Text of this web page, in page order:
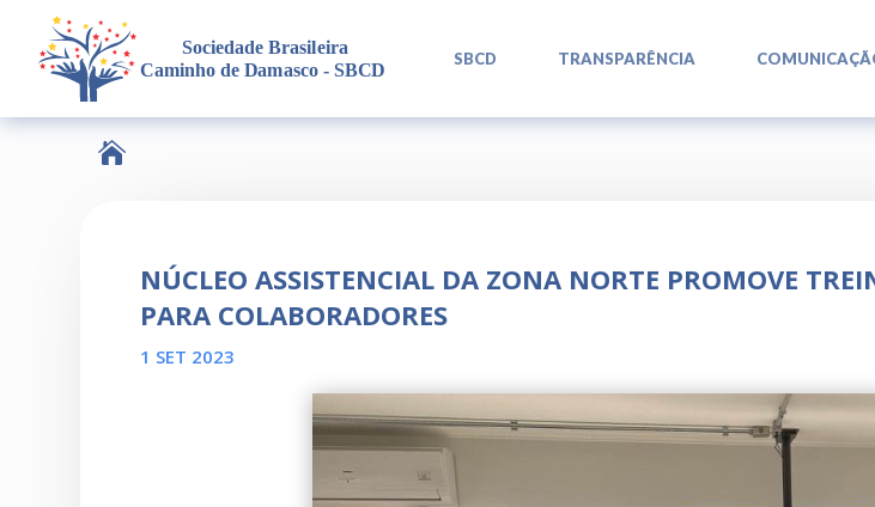
SBCD TRANSPARÊNCIA

NÚCLEO ASSISTENCIAL DA ZONA NORTE PROMOVE
PARA COLABORADORES
1 SET 2023